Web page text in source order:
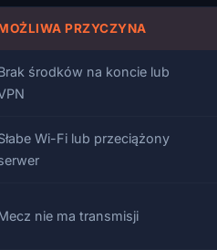
PRZYCZYNA
środków na koncie lub
Wi-Fi lub przeciążony
nie ma transmisji